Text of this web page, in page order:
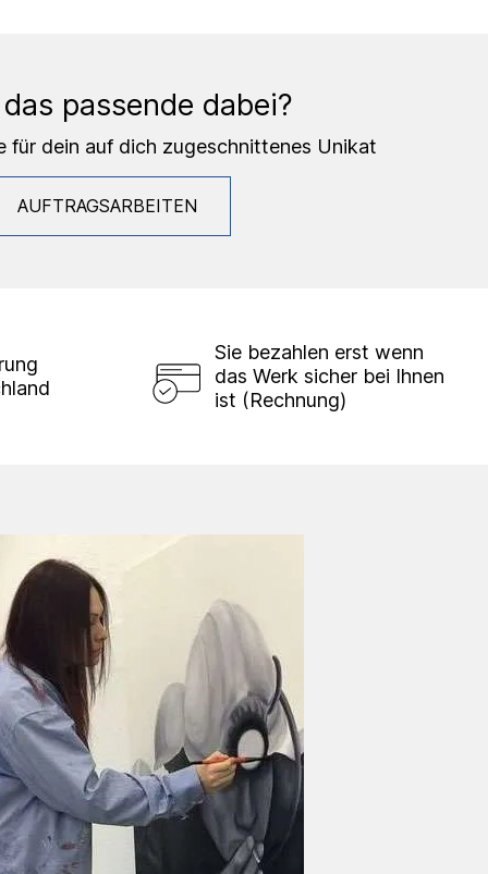
passende dabei?
für dein auf dich zugeschnittenes Unikat
AUFTRAGSARBEITEN
Sie bezahlen erst wenn
das Werk sicher bei Ihnen
ist (Rechnung)